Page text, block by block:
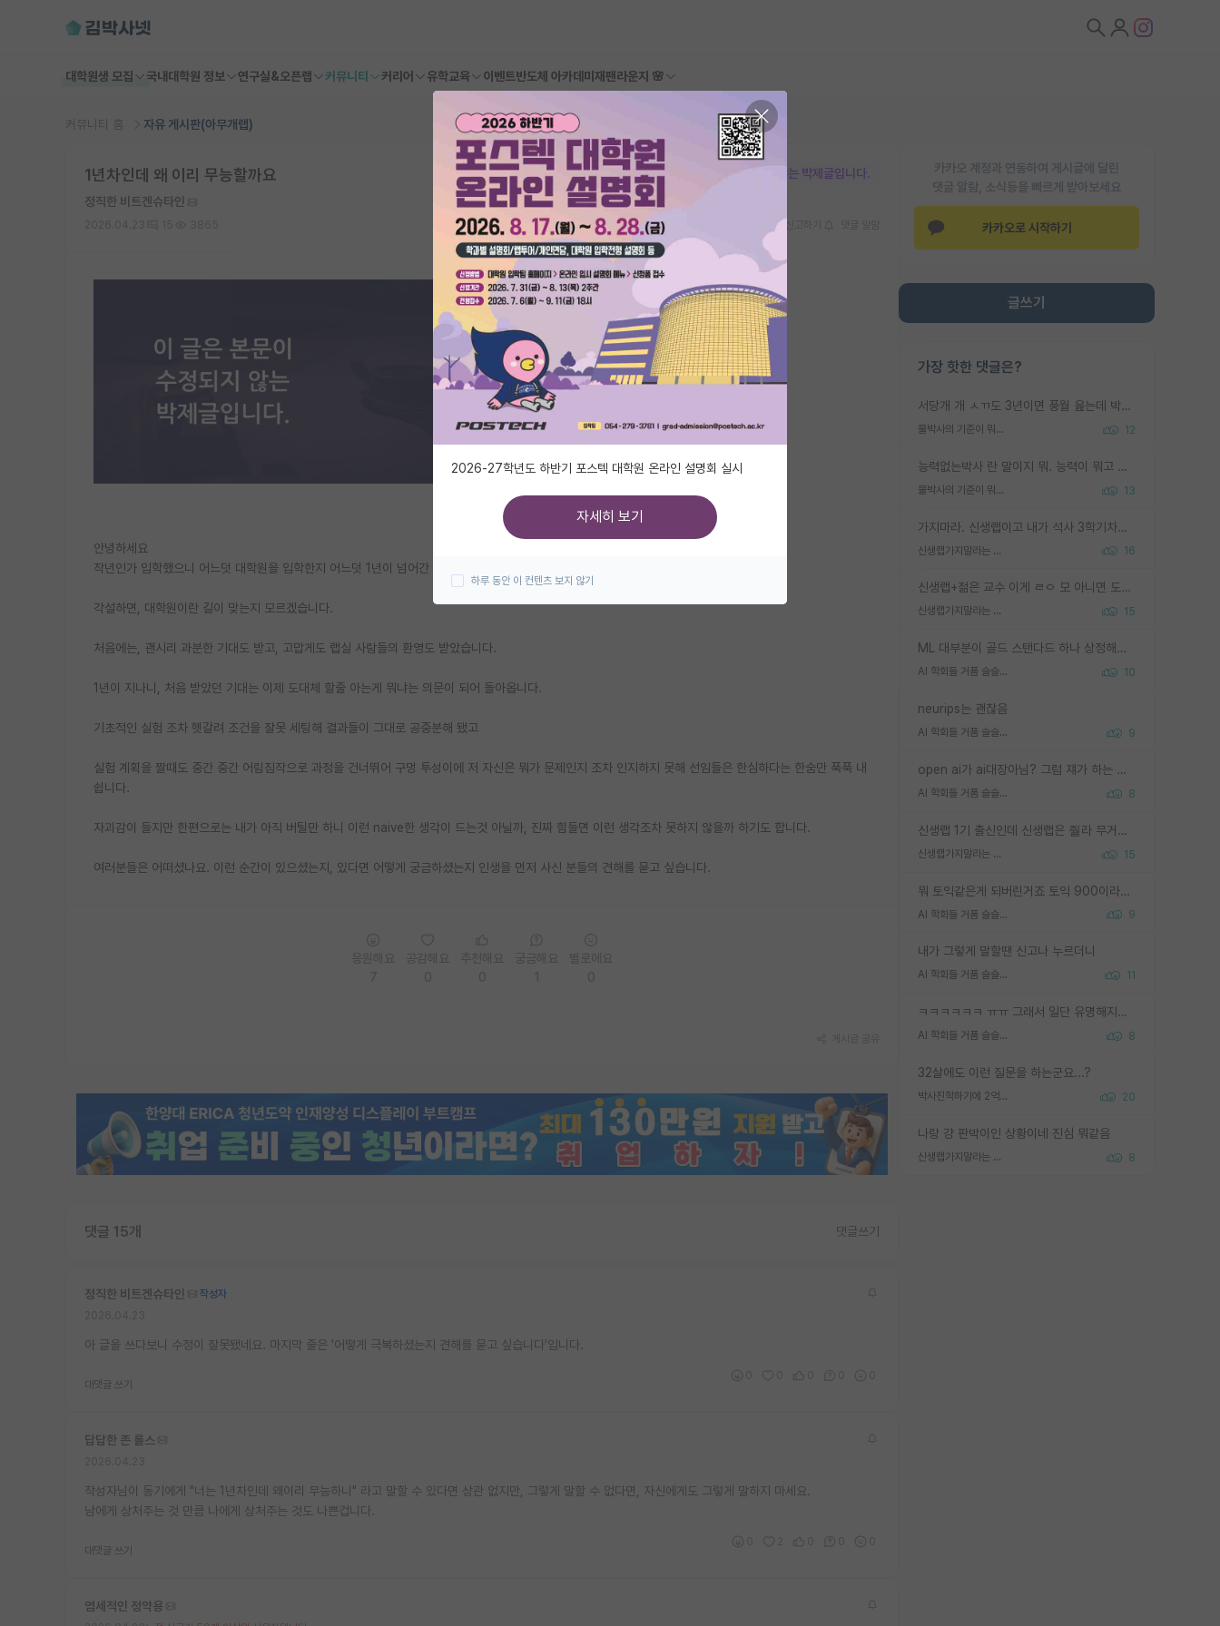
대학원생 모집 국내대학원 정보 연구실&오픈랩 커뮤니티 커리어 유학교육 이벤트반도체 아카데미 재팬라운지 🌸
커뮤니티 홈 자유 게시판(아무개랩)
카카오 계정과 연동하여 게시글에 달린
댓글 알람, 소식등을 빠르게 받아보세요
카카오로 시작하기
글쓰기
가장 핫한 댓글은?
서당개 개 ㅅㄲ도 3년이면 풍월 읊는데 박사 5년 이상 대리고 있으면서 물된건 교수 탓 맞는ㄱ게 거기가 서당이 아니란 소리임
물박사의 기준이 뭐임? 12
능력없는박사 란 말이지 뭐. 능력이 뭐고 능력이 있다는게 뭔지는 사람마다 기준이 다르니까 얘기해봐야 서로 자기 기준만 얘기해서 논쟁이 끝이 안나고. 주위에서 능력있고 야심있는 신입생이 교수가 유의미한 피드백을 아예 안주면서 제대로된 과제에 참여해볼 기회도 제공하지 않고 잡일 뺑뺑이만 돌려서 맨날 단순작업만 하면서 밤새다가 눈빛이 점점 죽어가는걸 본 사람은 물박사는 교수탓이라고 하고, 교수는 이것저것 알려도 주고 기회도 주고 사수 동기 붙여주면서 어떻게든 끌고가려고 하는데 본인이 매일 뺀질거리면서 출근 하는둥마는둥 하다가 기껏 와서도 폰이나 쳐다보다가 실험 망치고 저녁약속있어서 먼저 가볼게요~ 하는걸 본 사람은 물박사는 본인탓이라고 함.
물박사의 기준이 뭐임? 13
가지마라. 신생랩이고 내가 석사 3학기차인데 최고참인데 나도 아무것도 모르는데 교수가 후배들 왜 논문 교육 안시키냐. 논문 왜 안 써오냐 닦달한다
신생랩가지말라는 이유가 있었구나 16
신생랩+젊은 교수 이게 ㄹㅇ 모 아니면 도인듯.
신생랩가지말라는 이유가 있었구나 15
ML 대부분이 골드 스탠다드 하나 상정해놓고 (벤치마크 데이터셋이 여러 개면 여러 개 상정) 그거 얼마나 잘 맞추나 싸움임 가끔 번뜩이는 설계 철학을 보여주는 논문들도 있지만 대부분 그거 성적 얼마나 더 올리느라에 혈안이 되어 있는 측면이 잇음
AI 학회들 거품 슬슬 지적이 나오네요 10
neurips는 괜찮음
AI 학회들 거품 슬슬 지적이 나오네요 9
open ai가 ai대장아님? 그럼 쟤가 하는 말이 다 맞겠네
AI 학회들 거품 슬슬 지적이 나오네요 8
신생랩 1기 출신인데 신생랩은 줠라 무거운 바벨 같은거임. 들면 대박인데 못들면 깔려 죽음. 아무도 알려주지 않는 환경에서 자생해야하지만, 일단 살아남았다면 그 어떤 사람보다 악착같고 생존력 높은 사람으로 거듭날 수 있음
신생랩가지말라는 이유가 있었구나 15
뭐 토익같은게 되버린거죠 토익 900이라고 영어잘하는건 아닙니다만 잘하는사람은 다 900을 넘는 그런
AI 학회들 거품 슬슬 지적이 나오네요 9
내가 그렇게 말할땐 신고나 누르더니
AI 학회들 거품 슬슬 지적이 나오네요 11
ㅋㅋㅋㅋㅋㅋ ㅠㅠ 그래서 일단 유명해지는게 중요한거같습니다
AI 학회들 거품 슬슬 지적이 나오네요 8
32살에도 이런 질문을 하는군요...?
박사진학하기에 2억은 괜찮은 (?) 정도의 경제력인가요 20
나랑 걍 판박이인 상황이네 진심 뭐같음
신생랩가지말라는 이유가 있었구나 8
본문이 수정되지 않는 박제글입니다.
1년차인데 왜 이리 무능할까요
정직한 비트겐슈타인
안녕하세요
작년인가 입학했으니 어느덧 대학원을 입학한지 어느덧 1년이 넘어간 학생입니다.
각설하면, 대학원이란 길이 맞는지 모르겠습니다.
처음에는, 괜시리 과분한 기대도 받고, 고맙게도 랩실 사람들의 환영도 받았습니다.
1년이 지나니, 처음 받았던 기대는 이제 도대체 할줄 아는게 뭐냐는 의문이 되어 돌아옵니다.
기초적인 실험 조차 헷갈려 조건을 잘못 세팅해 결과들이 그대로 공중분해 됐고
실험 계획을 짤때도 중간 중간 어림짐작으로 과정을 건너뛰어 구멍 투성이에 저 자신은 뭐가 문제인지 조차 인지하지 못해 선임들은 한심하다는 한숨만 푹푹 내
쉽니다.
자괴감이 들지만 한편으로는 내가 아직 버틸만 하니 이런 naive한 생각이 드는것 아닐까, 진짜 힘들면 이런 생각조차 못하지 않을까 하기도 합니다.
여러분들은 어떠셨나요. 이런 순간이 있으셨는지, 있다면 어떻게 궁금하셨는지 인생을 먼저 사신 분들의 견해를 묻고 싶습니다.
댓글 15개 댓글쓰기
정직한 비트겐슈타인
작성자
아 글을 쓰다보니 수정이 잘못됐네요. 마지막 줄은 '어떻게 극복하셨는지 견해를 묻고 싶습니다'입니다.
대댓글 쓰기
답답한 존 롤스
작성자님이 동기에게 "너는 1년차인데 왜이리 무능하니" 라고 말할 수 있다면 상관 없지만, 그렇게 말할 수 없다면, 자신에게도 그렇게 말하지 마세요.
남에게 상처주는 것 만큼 나에게 상처주는 것도 나쁜겁니다.
대댓글 쓰기
염세적인 정약용
2026-27학년도 하반기 포스텍 대학원 온라인 설명회 실시
자세히 보기
하루 동안 이 컨텐츠 보지 않기